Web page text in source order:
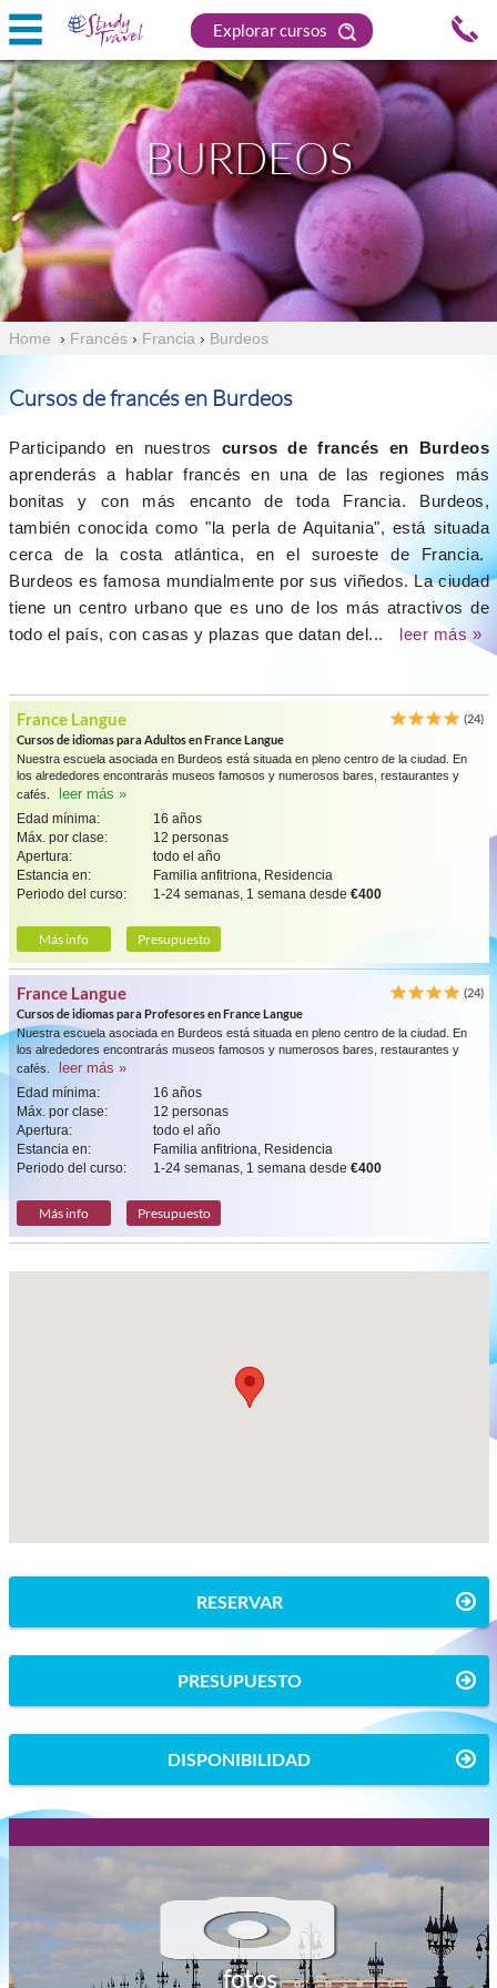
Explorar cursos
BURDEOS
Home › Francés › Francia › Burdeos
Cursos de francés en Burdeos
Participando en nuestros cursos de francés en Burdeos
aprenderás a hablar francés en una de las regiones más
bonitas y con más encanto de toda Francia. Burdeos,
también conocida como "la perla de Aquitania", está situada
cerca de la costa atlántica, en el suroeste de Francia.
Burdeos es famosa mundialmente por sus viñedos. La ciudad
tiene un centro urbano que es uno de los más atractivos de
todo el país, con casas y plazas que datan del...
leer más »
France Langue
(24)
Cursos de idiomas para Adultos en France Langue
Nuestra escuela asociada en Burdeos está situada en pleno centro de la ciudad. En
los alrededores encontrarás museos famosos y numerosos bares, restaurantes y
cafés.
leer más »
Edad mínima:
16 años
Máx. por clase:
12 personas
Apertura:
todo el año
Estancia en:
Familia anfitriona, Residencia
Periodo del curso:
1-24 semanas, 1 semana desde €400
Más info Presupuesto
France Langue
(24)
Cursos de idiomas para Profesores en France Langue
Nuestra escuela asociada en Burdeos está situada en pleno centro de la ciudad. En
los alrededores encontrarás museos famosos y numerosos bares, restaurantes y
cafés.
leer más »
Edad mínima:
16 años
Máx. por clase:
12 personas
Apertura:
todo el año
Estancia en:
Familia anfitriona, Residencia
Periodo del curso:
1-24 semanas, 1 semana desde €400
Más info Presupuesto
RESERVAR
PRESUPUESTO
DISPONIBILIDAD
fotos